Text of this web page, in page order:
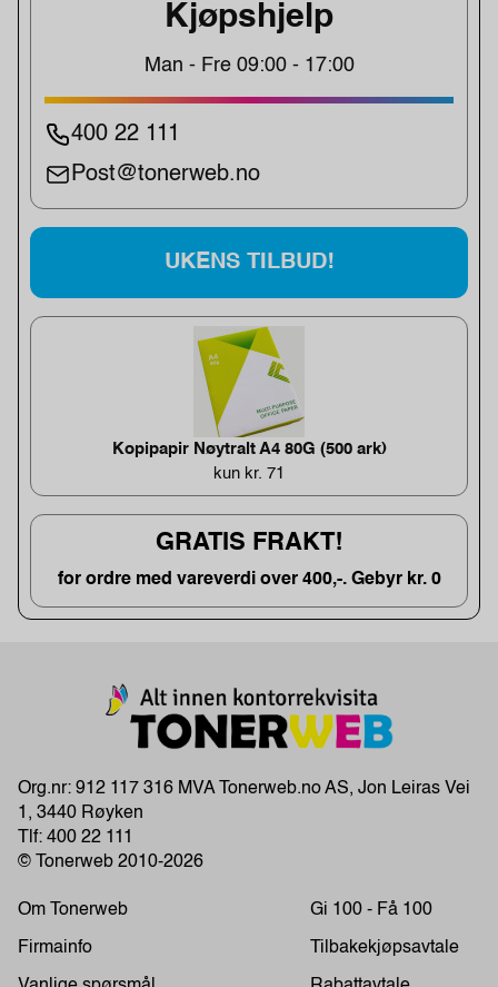
Kjøpshjelp
Man - Fre 09:00 - 17:00
400 22 111
Post@tonerweb.no
UKENS TILBUD!
Kopipapir Nøytralt A4 80G (500 ark)
kun kr. 71
GRATIS FRAKT!
for ordre med vareverdi over 400,-. Gebyr kr. 0
Org.nr: 912 117 316 MVA Tonerweb.no AS, Jon Leiras Vei
1, 3440 Røyken
Tlf: 400 22 111
© Tonerweb 2010-2026
Om Tonerweb
Firmainfo
Gi 100 - Få 100
Tilbakekjøpsavtale